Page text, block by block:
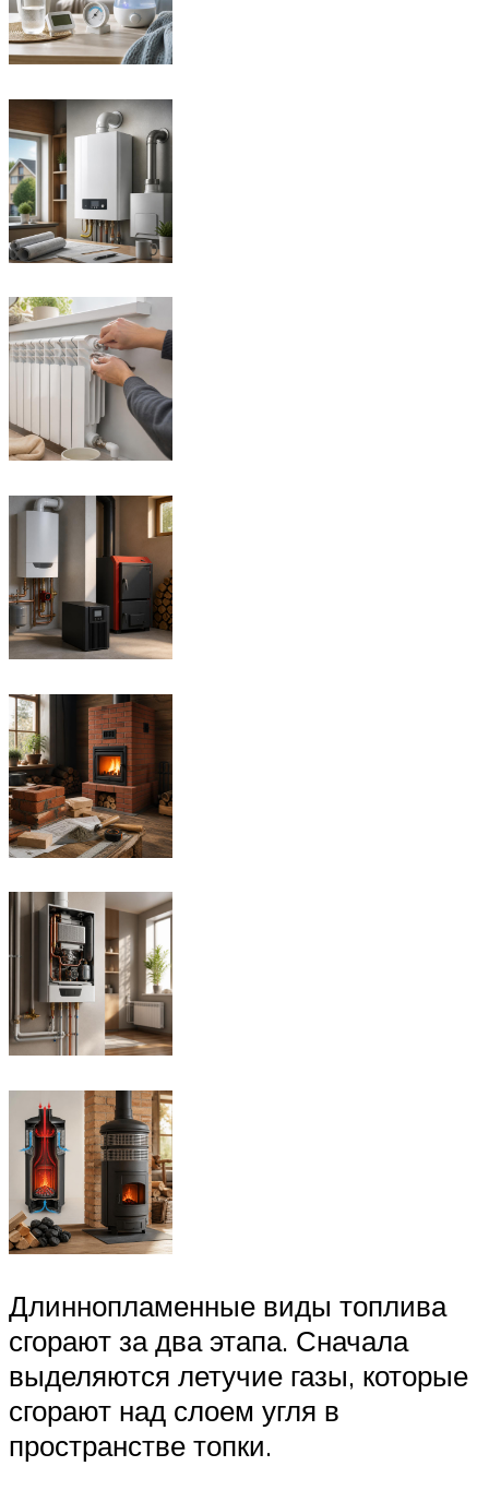
Длиннопламенные виды топлива
сгорают за два этапа. Сначала
выделяются летучие газы, которые
сгорают над слоем угля в
пространстве топки.